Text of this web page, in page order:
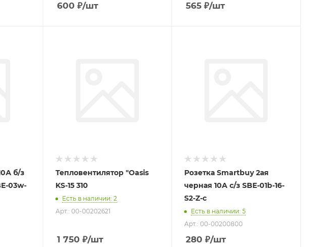
600 ₽/шт 565 ₽/шт
б/з
03w-
Тепловентилятор "Oasis
KS-15 310
Есть в наличии: 2
Арт.: 00-00202621
1 750 ₽/шт
Розетка Smartbuy 2ая
черная 10A с/з SBE-01b-16-
S2-Z-c
Есть в наличии: 5
Арт.: 00-00200800
280 ₽/шт